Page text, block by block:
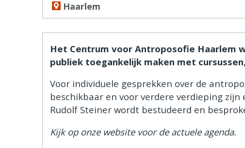
Haarlem
Het Centrum voor Antroposofie Haarlem
publiek toegankelijk maken met
Voor individuele gesprekken over de
beschikbaar en voor verdere verdieping zijn
Rudolf Steiner wordt bestudeerd en
Kijk op onze website voor de actuele agenda.